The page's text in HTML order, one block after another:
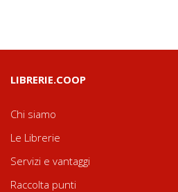
LIBRERIE.COOP
Chi siamo
Le Librerie
Servizi e vantaggi
Raccolta punti